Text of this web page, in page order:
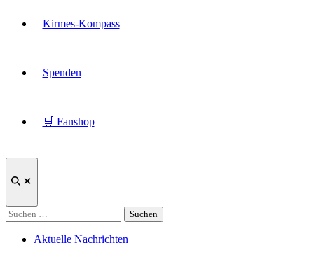
Kirmes-Kompass
Spenden
🛒 Fanshop
Suche
Suchen
nach:
Veröffentlicht
Aktuelle Nachrichten